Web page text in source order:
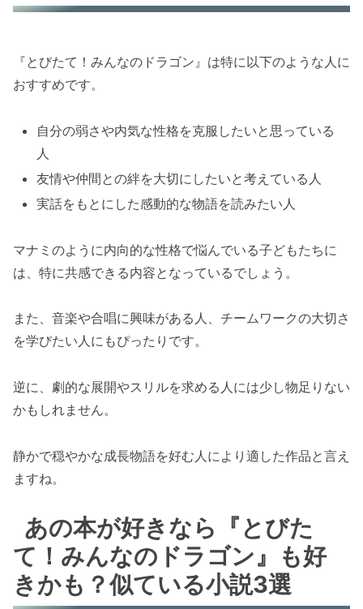
『とびたて！みんなのドラゴン』は特に以下のような人に
おすすめです。
自分の弱さや内気な性格を克服したいと思っている
人
友情や仲間との絆を大切にしたいと考えている人
実話をもとにした感動的な物語を読みたい人
マナミのように内向的な性格で悩んでいる子どもたちに
は、特に共感できる内容となっているでしょう。
また、音楽や合唱に興味がある人、チームワークの大切さ
を学びたい人にもぴったりです。
逆に、劇的な展開やスリルを求める人には少し物足りない
かもしれません。
静かで穏やかな成長物語を好む人により適した作品と言え
ますね。
あの本が好きなら『とびた
て！みんなのドラゴン』も好
きかも？似ている小説3選